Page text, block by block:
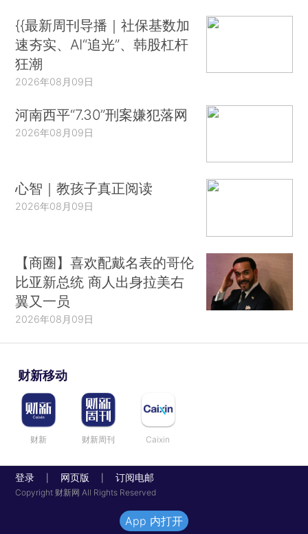
{{最新周刊导播｜社保基数加
速夯实、AI“追光”、韩股杠杆
狂潮
2026年08月09日
河南西平“7.30”刑案嫌犯落网
2026年08月09日
心智｜教孩子真正阅读
2026年08月09日
【商圈】喜欢配戴名表的哥伦
比亚新总统 商人出身拉美右
翼又一员
2026年08月09日
财新移动
财新 财新周刊 Caixin
登录 网页版 订阅电邮
Copyright 财新网 All Rights Reserved
App 内打开